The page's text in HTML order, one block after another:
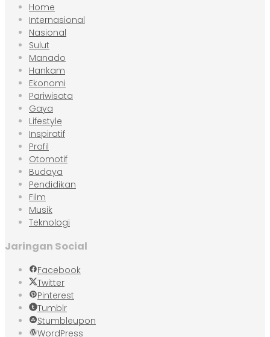
Home
Internasional
Nasional
Sulut
Manado
Hankam
Ekonomi
Pariwisata
Gaya
Lifestyle
Inspiratif
Profil
Otomotif
Budaya
Pendidikan
Film
Musik
Teknologi
Jaringan Social
Facebook
Twitter
Pinterest
Tumblr
Stumbleupon
WordPress